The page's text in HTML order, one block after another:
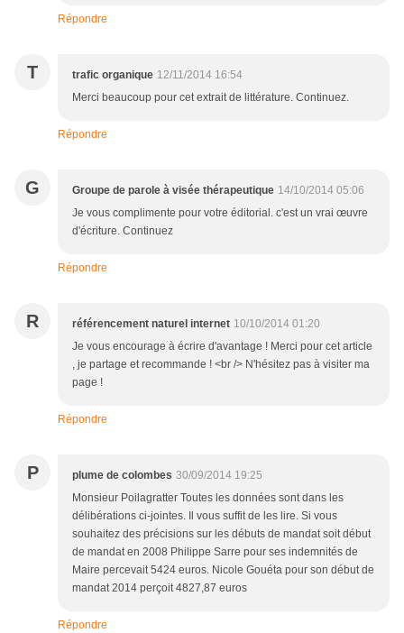
Répondre
T trafic organique 12/11/2014 16:54
Merci beaucoup pour cet extrait de littérature. Continuez.
Répondre
G Groupe de parole à visée thérapeutique 14/10/2014 05:06
Je vous complimente pour votre éditorial. c'est un vrai œuvre
d'écriture. Continuez
Répondre
R référencement naturel internet 10/10/2014 01:20
Je vous encourage à écrire d'avantage ! Merci pour cet article
, je partage et recommande ! <br /> N'hésitez pas à visiter ma
page !
Répondre
P plume de colombes 30/09/2014 19:25
Monsieur Poilagratter Toutes les données sont dans les
délibérations ci-jointes. Il vous suffit de les lire. Si vous
souhaitez des précisions sur les débuts de mandat soit début
de mandat en 2008 Philippe Sarre pour ses indemnités de
Maire percevait 5424 euros. Nicole Gouéta pour son début de
mandat 2014 perçoit 4827,87 euros
Répondre